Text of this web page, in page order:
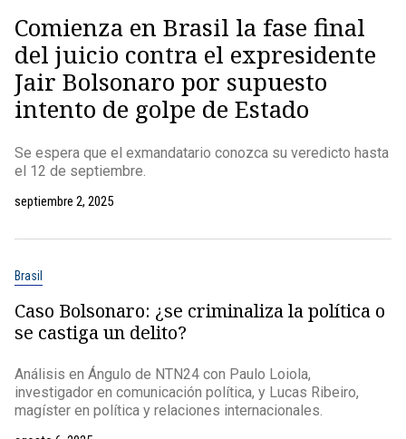
Comienza en Brasil la fase final
del juicio contra el expresidente
Jair Bolsonaro por supuesto
intento de golpe de Estado
Se espera que el exmandatario conozca su veredicto hasta
el 12 de septiembre.
septiembre 2, 2025
Brasil
Caso Bolsonaro: ¿se criminaliza la política o
se castiga un delito?
Análisis en Ángulo de NTN24 con Paulo Loiola,
investigador en comunicación política, y Lucas Ribeiro,
magíster en política y relaciones internacionales.